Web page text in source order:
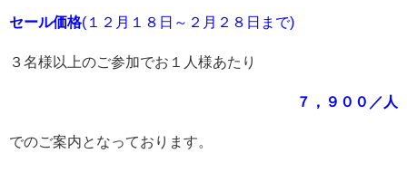
セール価格(１２月１８日～２月２８日まで)
３名様以上のご参加でお１人様あたり
７，９００／人
でのご案内となっております。